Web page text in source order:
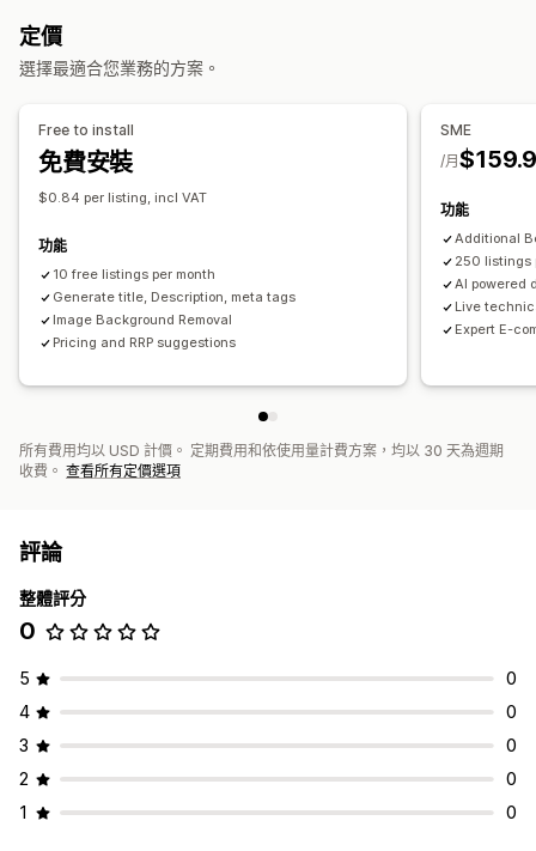
定價
選擇最適合您業務的方案。
Free to install
免費安裝
$0.84 per listing, incl VAT
功能
10 free listings per month
Generate title, Description, meta tags
Image Background Removal
Pricing and RRP suggestions
SME
/月
功能
Additional
250 listings
AI powered
Live
Expert E-
所有費用均以 USD 計價。 定期費用和依使用量計費方案，均以 30 天為週期
收費。 查看所有定價選項
評論
整體評分
0
5
0
4
0
3
0
2
0
1
0